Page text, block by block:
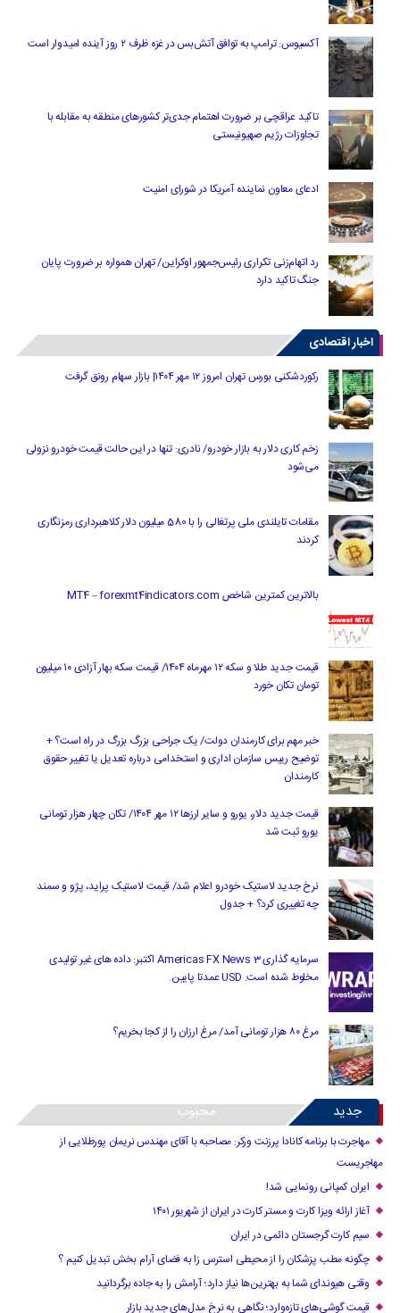
آکسیوس: ترامپ به توافق آتش‌بس در غزه ظرف ۲ روز آینده امیدوار است
تاکید عراقچی بر ضرورت اهتمام جدی‌تر کشورهای منطقه به مقابله با
تجاوزات رژیم صهیونیستی
ادعای معاون نماینده آمریکا در شورای امنیت
رد اتهام‌زنی تکراری رئیس‌جمهور اوکراین/ تهران همواره بر ضرورت پایان
جنگ تاکید دارد
اخبار اقتصادی
رکوردشکنی بورس تهران امروز ۱۲ مهر ۱۴۰۴| بازار سهام رونق گرفت
زخم کاری دلار به بازار خودرو/ نادری: تنها در این حالت قیمت خودرو نزولی
می‌شود
مقامات تایلندی ملی پرتغالی را با 580 میلیون دلار کلاهبرداری رمزنگاری
کردند
بالاترین کمترین شاخص MT4 – forexmt4indicators.com
قیمت جدید طلا و سکه ۱۲ مهرماه ۱۴۰۴/ قیمت سکه بهار آزادی ۱۰ میلیون
تومان تکان خورد
خبر مهم برای کارمندان دولت/ یک جراحی بزرگ بزرگ در راه است؟ +
توضیح رییس سازمان اداری و استخدامی درباره تعدیل یا تغییر حقوق
کارمندان
قیمت جدید دلار، یورو و سایر ارزها ۱۲ مهر ۱۴۰۴/ تکان چهار هزار تومانی
یورو ثبت شد
نرخ جدید لاستیک خودرو اعلام شد/ قیمت لاستیک پراید، پژو و سمند
چه تغییری کرد؟ + جدول
سرمایه گذاری Americas FX News 3 اکتبر: داده های غیر تولیدی
مخلوط شده است. USD عمدتا پایین.
مرغ ۸۰ هزار تومانی آمد/ مرغ ارزان را از کجا بخریم؟
جدید محبوب
مهاجرت با برنامه کانادا پرزنت ورکر: مصاحبه با آقای مهندس نریمان پورطلایی از
مهاجریست
ایران کمپانی رونمایی شد!
آغاز ارائه ویزا کارت و مستر کارت در ایران از شهریور ۱۴۰۱
سیم کارت گرجستان دائمی در ایران
چگونه مطب پزشکان را از محیطی استرس زا به فضای آرام بخش تبدیل کنیم ؟
وقتی هیوندای شما به بهترین‌ها نیاز دارد؛ آرامش را به جاده برگردانید
قیمت گوشی‌های تازه‌وارد؛ نگاهی به نرخ مدل‌های جدید بازار